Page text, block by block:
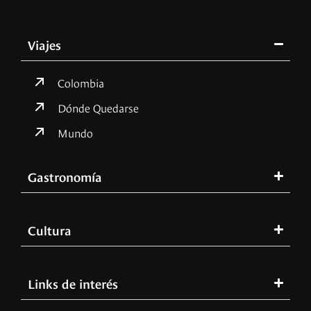
Viajes
Colombia
Dónde Quedarse
Mundo
Gastronomía
Cultura
Links de interés